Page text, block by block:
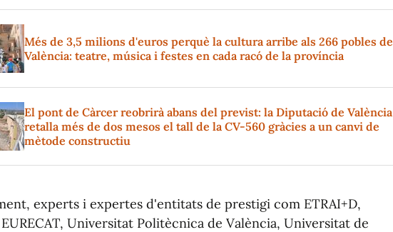
Més de 3,5 milions d'euros perquè la cultura arribe als 266 pobles de
València: teatre, música i festes en cada racó de la província
El pont de Càrcer reobrirà abans del previst: la Diputació de València
retalla més de dos mesos el tall de la CV-560 gràcies a un canvi de
mètode constructiu
experts i expertes d'entitats de prestigi com ETRAI+D,
Universitat Politècnica de València, Universitat de